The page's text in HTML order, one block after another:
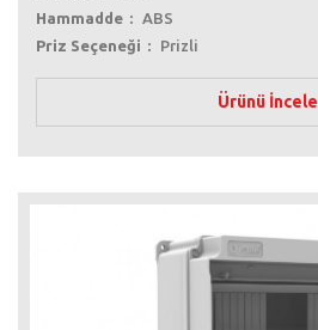
Hammadde
ABS
Priz Seçeneği
Prizli
Ürünü İncele